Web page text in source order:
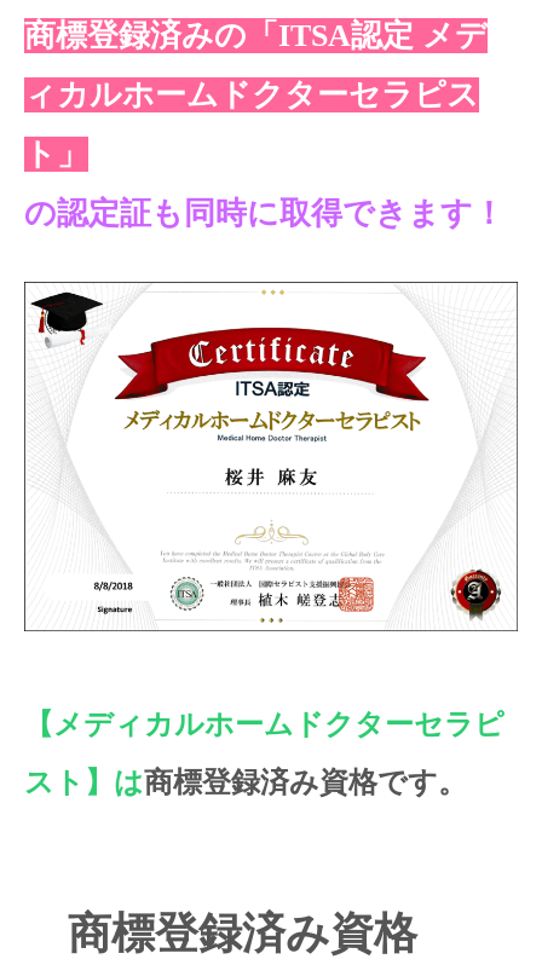
商標登録済みの「ITSA認定 メデ
ィカルホームドクターセラピス
ト」
の認定証も同時に取得できます！
【メディカルホームドクターセラピ
スト】は商標登録済み資格です。
商標登録済み資格